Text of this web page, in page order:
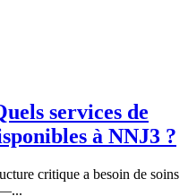
services de
à NNJ3 ?
critique a besoin de soins
—...